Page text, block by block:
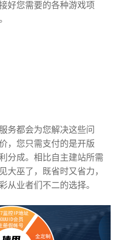
好您需要的各种游戏项
务都会为您解决这些问
，您只需支付的是开版
分成。相比自主建站所需
大巫了，既省时又省力，
从业者们不二的选择。